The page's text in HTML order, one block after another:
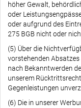
höher Gewalt,
oder
oder aufgrund des
275 BGB nicht oder
(5) Über die
vorstehenden
nach Bekanntwerden
unserem
Gegenleistungen
(6) Die in unserer